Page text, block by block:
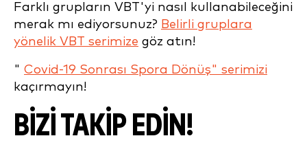
Farklı grupların VBT'yi nasıl kullanabileceğini
merak mı ediyorsunuz? Belirli gruplara
yönelik VBT serimize göz atın!
" Covid-19 Sonrası Spora Dönüş" serimizi
kaçırmayın!
BİZİ TAKİP EDİN!